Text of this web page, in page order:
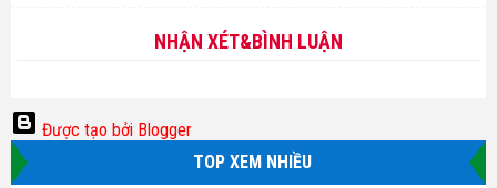
NHẬN XÉT&BÌNH LUẬN
Được tạo bởi Blogger
TOP XEM NHIỀU